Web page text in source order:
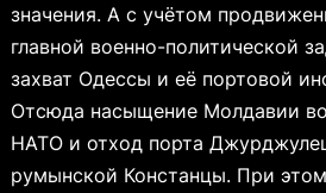
значения. А с учётом
главной военно-политической
захват Одессы и её портовой
Отсюда насыщение Молдавии
НАТО и отход порта
румынской Констанцы. При